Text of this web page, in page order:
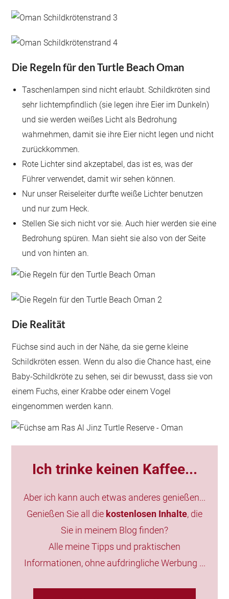
Die Regeln für den Turtle Beach Oman
Taschenlampen sind nicht erlaubt. Schildkröten sind
sehr lichtempfindlich (sie legen ihre Eier im Dunkeln)
und sie werden weißes Licht als Bedrohung
wahrnehmen, damit sie ihre Eier nicht legen und nicht
zurückkommen.
Rote Lichter sind akzeptabel, das ist es, was der
Führer verwendet, damit wir sehen können.
Nur unser Reiseleiter durfte weiße Lichter benutzen
und nur zum Heck.
Stellen Sie sich nicht vor sie. Auch hier werden sie eine
Bedrohung spüren. Man sieht sie also von der Seite
und von hinten an.
Die Realität
Füchse sind auch in der Nähe, da sie gerne kleine
Schildkröten essen. Wenn du also die Chance hast, eine
Baby-Schildkröte zu sehen, sei dir bewusst, dass sie von
einem Fuchs, einer Krabbe oder einem Vogel
eingenommen werden kann.
Ich trinke keinen Kaffee...
Aber ich kann auch etwas anderes genießen...
Genießen Sie all die kostenlosen Inhalte, die
Sie in meinem Blog finden?
Alle meine Tipps und praktischen
Informationen, ohne aufdringliche Werbung ...